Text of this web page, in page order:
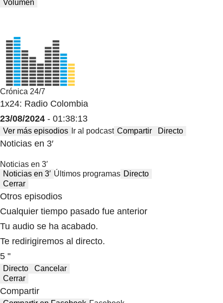
Volumen
Crónica 24/7
1x24: Radio Colombia
23/08/2024 - 01:38:13
Ver más episodios Ir al podcast Compartir Directo
Noticias en 3′
Noticias en 3′
Noticias en 3′ Últimos programas Directo
Cerrar
Otros episodios
Cualquier tiempo pasado fue anterior
Tu audio se ha acabado.
Te redirigiremos al directo.
5 "
Directo
Cancelar
Cerrar
Compartir